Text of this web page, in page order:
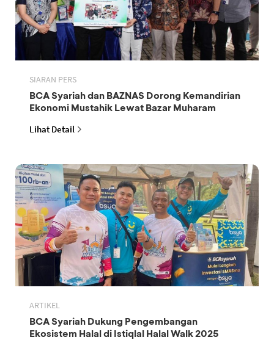
SIARAN PERS
BCA Syariah dan BAZNAS Dorong Kemandirian
Ekonomi Mustahik Lewat Bazar Muharam
Lihat Detail
ARTIKEL
BCA Syariah Dukung Pengembangan
Ekosistem Halal di Istiqlal Halal Walk 2025